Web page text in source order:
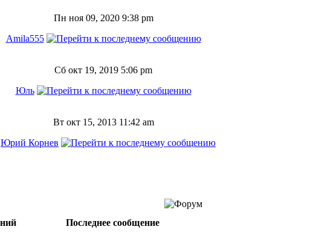
Пн ноя 09, 2020 9:38 pm
Amila555
Сб окт 19, 2019 5:06 pm
Юль
Вт окт 15, 2013 11:42 am
Юрий Корнев
Последнее сообщение